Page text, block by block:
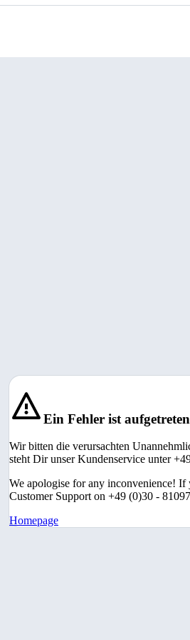
Ein Fehler ist
Wir bitten die verursachten
steht Dir unser Kundenservice unter
We apologise for any inconvenience! If
Customer Support on +49 (0)30 -
Homepage